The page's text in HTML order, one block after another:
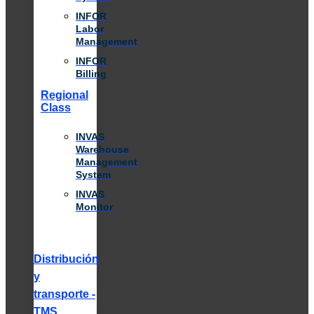
INFOR
Labor
Management
INFOR
Billing
Regional
Class
INVAS
Warehouse
Management
System
INVAS
Monitor
Distribución
y
transporte -